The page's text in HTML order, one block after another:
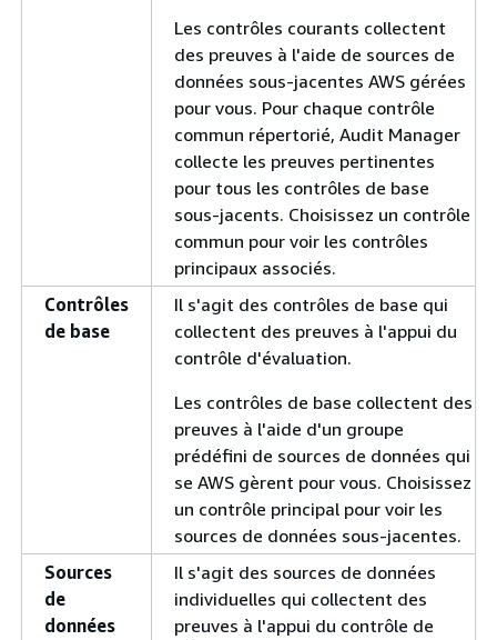
Les contrôles courants collectent
des preuves à l'aide de sources de
données sous-jacentes AWS gérées
pour vous. Pour chaque contrôle
commun répertorié, Audit Manager
collecte les preuves pertinentes
pour tous les contrôles de base
sous-jacents. Choisissez un contrôle
commun pour voir les contrôles
principaux associés.
Contrôles
de base
Il s'agit des contrôles de base qui
collectent des preuves à l'appui du
contrôle d'évaluation.
Les contrôles de base collectent des
preuves à l'aide d'un groupe
prédéfini de sources de données qui
se AWS gèrent pour vous. Choisissez
un contrôle principal pour voir les
sources de données sous-jacentes.
Sources
de
données
Il s'agit des sources de données
individuelles qui collectent des
preuves à l'appui du contrôle de